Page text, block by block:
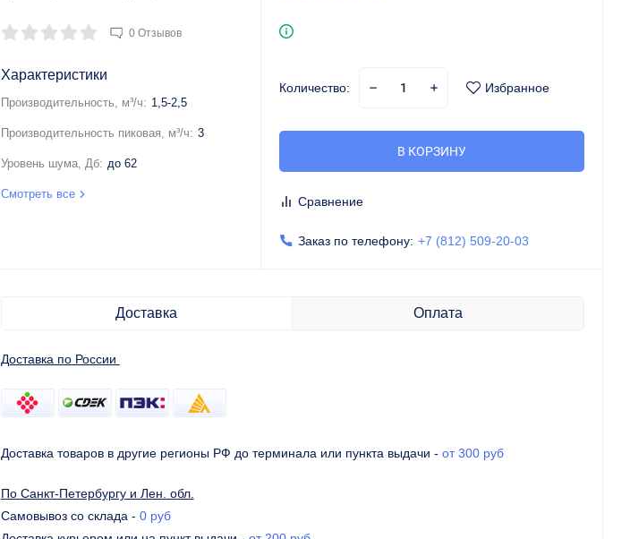
0 Отзывов
Характеристики
Производительность, м³/ч: 1,5-2,5
Производительность пиковая, м³/ч: 3
Уровень шума, Дб: до 62
Смотреть все
Количество: Избранное
В КОРЗИНУ
Сравнение
Заказ по телефону: +7 (812) 509-20-03
Доставка Оплата
Доставка по России
Доставка товаров в другие регионы РФ до терминала или пункта выдачи - от 300 руб
По Санкт-Петербургу и Лен. обл.
Самовывоз со склада - 0 руб